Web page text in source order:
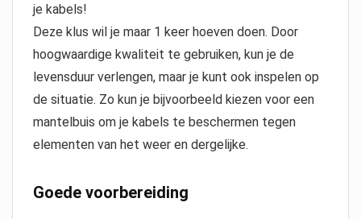
je kabels!
Deze klus wil je maar 1 keer hoeven doen. Door
hoogwaardige kwaliteit te gebruiken, kun je de
levensduur verlengen, maar je kunt ook inspelen op
de situatie. Zo kun je bijvoorbeeld kiezen voor een
mantelbuis om je kabels te beschermen tegen
elementen van het weer en dergelijke.
Goede voorbereiding